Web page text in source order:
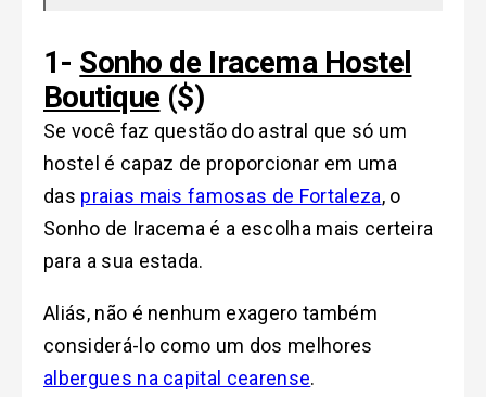
1- Sonho de Iracema Hostel
Boutique ($)
Se você faz questão do astral que só um
hostel é capaz de proporcionar em uma
das praias mais famosas de Fortaleza, o
Sonho de Iracema é a escolha mais certeira
para a sua estada.
Aliás, não é nenhum exagero também
considerá-lo como um dos melhores
albergues na capital cearense.